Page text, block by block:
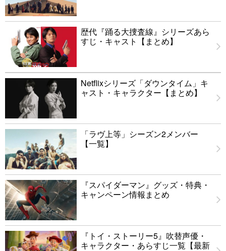
歴代『踊る大捜査線』シリーズあら
すじ・キャスト【まとめ】
Netflixシリーズ「ダウンタイム」キ
ャスト・キャラクター【まとめ】
「ラヴ上等」シーズン2メンバー
【一覧】
『スパイダーマン』グッズ・特典・
キャンペーン情報まとめ
『トイ・ストーリー5』吹替声優・
キャラクター・あらすじ一覧【最新